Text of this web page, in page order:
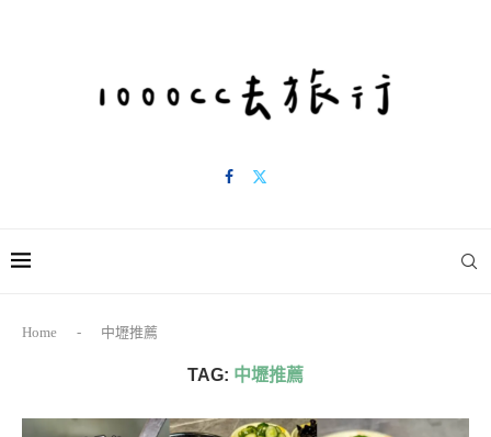
Home - 中壢推薦
TAG: 中壢推薦